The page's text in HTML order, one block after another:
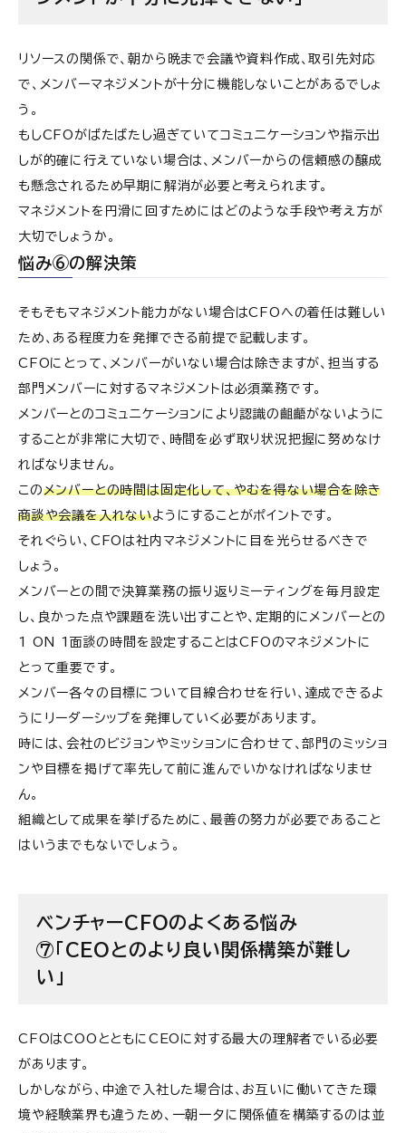
リソースの関係で、朝から晩まで会議や資料作成、取引先対応
で、メンバーマネジメントが十分に機能しないことがあるでしょ
う。
もしCFOがばたばたし過ぎていてコミュニケーションや指示出
しが的確に行えていない場合は、メンバーからの信頼感の醸成
も懸念されるため早期に解消が必要と考えられます。
マネジメントを円滑に回すためにはどのような手段や考え方が
大切でしょうか。
悩み⑥の解決策
そもそもマネジメント能力がない場合はCFOへの着任は難しい
ため、ある程度力を発揮できる前提で記載します。
CFOにとって、メンバーがいない場合は除きますが、担当する
部門メンバーに対するマネジメントは必須業務です。
メンバーとのコミュニケーションにより認識の齟齬がないように
することが非常に大切で、時間を必ず取り状況把握に努めなけ
ればなりません。
このメンバーとの時間は固定化して、やむを得ない場合を除き
商談や会議を入れないようにすることがポイントです。
それぐらい、CFOは社内マネジメントに目を光らせるべきで
しょう。
メンバーとの間で決算業務の振り返りミーティングを毎月設定
し、良かった点や課題を洗い出すことや、定期的にメンバーとの
1 ON 1面談の時間を設定することはCFOのマネジメントに
とって重要です。
メンバー各々の目標について目線合わせを行い、達成できるよ
うにリーダーシップを発揮していく必要があります。
時には、会社のビジョンやミッションに合わせて、部門のミッショ
ンや目標を掲げて率先して前に進んでいかなければなりませ
ん。
組織として成果を挙げるために、最善の努力が必要であること
はいうまでもないでしょう。
ベンチャーCFOのよくある悩み
⑦「CEOとのより良い関係構築が難し
い」
CFOはCOOとともにCEOに対する最大の理解者でいる必要
があります。
しかしながら、中途で入社した場合は、お互いに働いてきた環
境や経験業界も違うため、一朝一夕に関係値を構築するのは並